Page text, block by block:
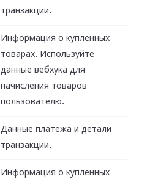
транзакции.
Информация о купленных
товарах. Используйте
данные вебхука для
начисления товаров
пользователю.
Данные платежа и детали
транзакции.
Информация о купленных